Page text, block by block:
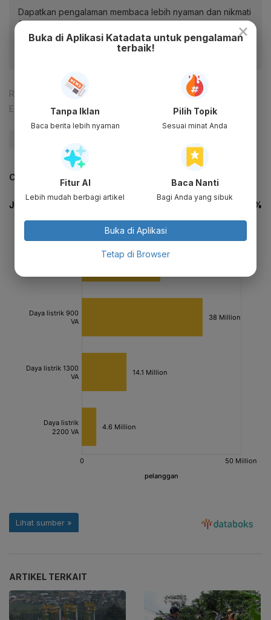
Dapatkan pengalaman membaca lebih nyaman dan nikmati
fitur menarik lainnya lewat aplikasi mobile Katadata.
Reporter:
Verda Nano Setiawan
Editor:
Happy Fajrian
CEK JUGA DATA INI
ARTIKEL TERKAIT
×
Buka di Aplikasi Katadata untuk pengalaman
terbaik!
Tanpa Iklan
Baca berita lebih nyaman
Pilih Topik
Sesuai minat Anda
Fitur AI
Lebih mudah berbagi artikel
Baca Nanti
Bagi Anda yang sibuk
Buka di Aplikasi
Tetap di Browser